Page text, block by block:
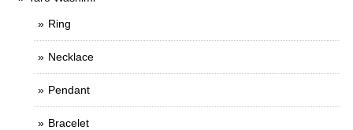
Ring
Necklace
Pendant
Bracelet